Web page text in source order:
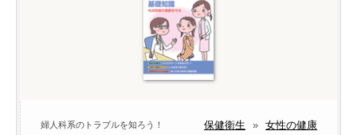
保健衛生 » 女性の健康
婦人科系のトラブルを知ろう！